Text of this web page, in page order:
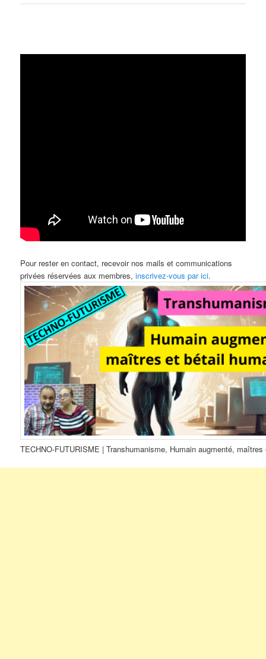
Pour rester en contact, recevoir nos mails et communications
privées réservées aux membres,inscrivez-vous par ici.
TECHNO-FUTURISME | Transhumanisme, Humain augmenté,